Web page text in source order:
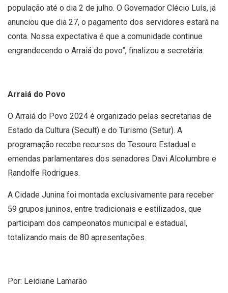
população até o dia 2 de julho. O Governador Clécio Luís, já
anunciou que dia 27, o pagamento dos servidores estará na
conta. Nossa expectativa é que a comunidade continue
engrandecendo o Arraiá do povo”, finalizou a secretária.
Arraiá do Povo
O Arraiá do Povo 2024 é organizado pelas secretarias de
Estado da Cultura (Secult) e do Turismo (Setur). A
programação recebe recursos do Tesouro Estadual e
emendas parlamentares dos senadores Davi Alcolumbre e
Randolfe Rodrigues.
A Cidade Junina foi montada exclusivamente para receber
59 grupos juninos, entre tradicionais e estilizados, que
participam dos campeonatos municipal e estadual,
totalizando mais de 80 apresentações.
Por: Leidiane Lamarão